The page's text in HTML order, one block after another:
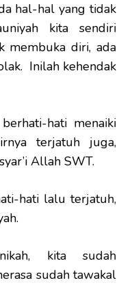
hal-hal yang tidak
kita sendiri
membuka diri, ada
Inilah kehendak
hati menaiki
terjatuh juga,
Allah SWT.
hati lalu terjatuh,
kita sudah
sudah tawakal